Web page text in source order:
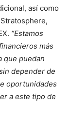
así como
“Estamos
más
que puedan
depender de
oportunidades
a este tipo de